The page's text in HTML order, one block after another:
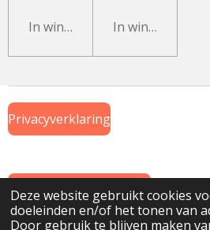
Deze website gebruikt cookies
doeleinden en/of het tonen van
Door gebruik te blijven maken
In winkelwagenIn winkelwagen
Privacyverklaring
Algemene Voorwaarden
© 2019 Onderdeel van